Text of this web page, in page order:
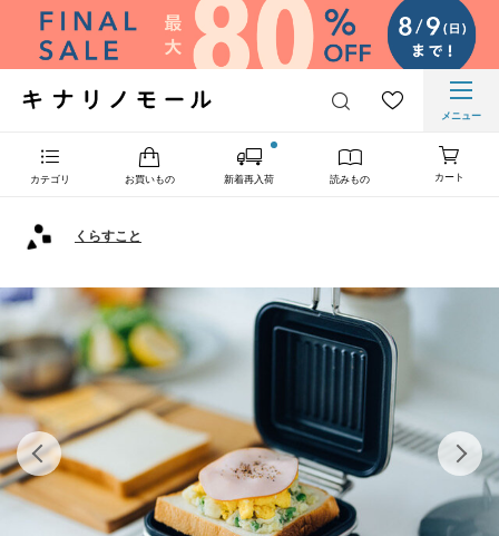
メニュー
カテゴリ お買いもの 新着再入荷 読みもの カート
くらすこと